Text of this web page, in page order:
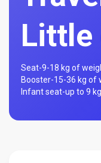
Little
Seat-9-18 kg of
Booster-15-36 kg of
Infant seat-up to 9